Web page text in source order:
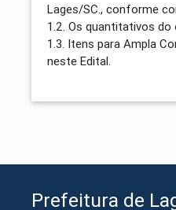
Lages/SC., conforme
1.2. Os quantitativos
1.3. Itens para Ampla
neste Edital.
Prefeitura de